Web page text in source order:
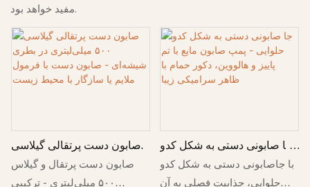
مفید خواهد بود.
صابون دست پرتقالی گیلاسی
۵۰۰ میلی‌لیتری در بطری
شیشه‌ای - صابون دست با
صابون دست پرتقال و گیلاس
۵۰۰ میلی‌لیتری - ترکیبی
جا صابونی دستی به شکل کدو
حلوایی - پمپ صابون مایع با تم
پاییز و هالووین، دکور حمام با
با جاصابونی دستی به شکل کدو
حلوایی، جذابیت فصلی به آن